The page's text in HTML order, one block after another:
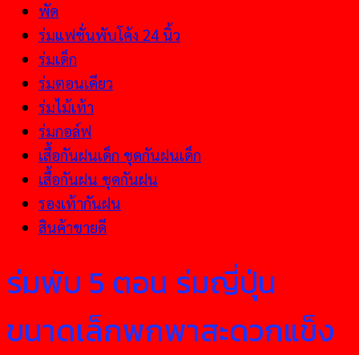
พัด
ร่มแฟชั่นพับโค้ง 24 นิ้ว
ร่มเด็ก
ร่มตอนเดียว
ร่มไม้เท้า
ร่มกอล์ฟ
เสื้อกันฝนเด็ก ชุดกันฝนเด็ก
เสื้อกันฝน ชุดกันฝน
รองเท้ากันฝน
สินค้าขายดี
ร่มพับ 5 ตอน ร่มญี่ปุ่น
ขนาดเล็กพกพาสะดวกแข็ง